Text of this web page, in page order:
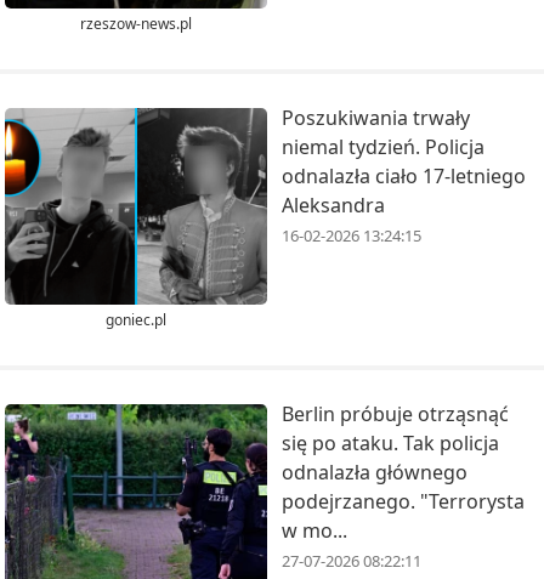
rzeszow-news.pl
goniec.pl
Poszukiwania trwały
niemal tydzień. Policja
odnalazła ciało 17-letniego
Aleksandra
16-02-2026 13:24:15
Berlin próbuje otrząsnąć
się po ataku. Tak policja
odnalazła głównego
podejrzanego. "Terrorysta
w mo...
27-07-2026 08:22:11